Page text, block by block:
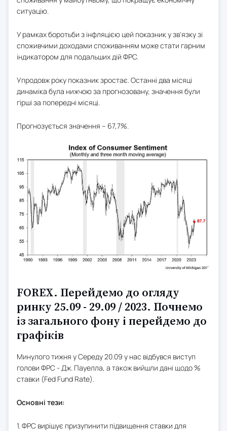
ситуацію.
У рамках боротьби з інфляцією цей показник у зв'язку зі
споживчими доходами споживанням може стати гарним
індикатором для подальших дій ФРС.
Упродовж року показник зростає. Останні два місяці
динаміка була нижчою за прогнозовану, значення були
гірші за попередні місяці.
Прогнозується значення – 67,7%.
FOREX. Перейдемо до огляду
ринку 25.09 - 29.09 / 2023. Почнемо
із загального фону і перейдемо до
графіків
Минулого тижня у Середу 20.09 у нас відбувся виступ
голови ФРС - Дж. Пауелла, а також вийшли дані щодо %
ставки (Fed Fund Rate).
Основні тези:
1. ФРС вирішує призупинити підвищення ставки для